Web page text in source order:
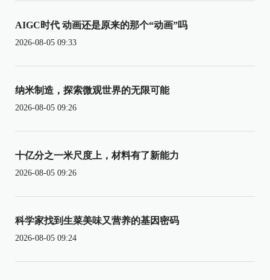
AIGC时代 动画还是原来的那个“动画”吗
2026-08-05 09:33
纳米制造，探索微观世界的无限可能
2026-08-05 09:26
十亿分之一米尺度上，材料有了新能力
2026-08-05 09:26
科学家找到生菜美味又营养的基因密码
2026-08-05 09:24